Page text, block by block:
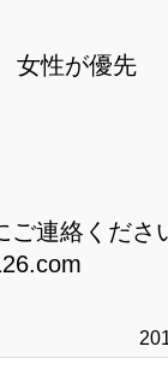
女性が優先
ご連絡くださ